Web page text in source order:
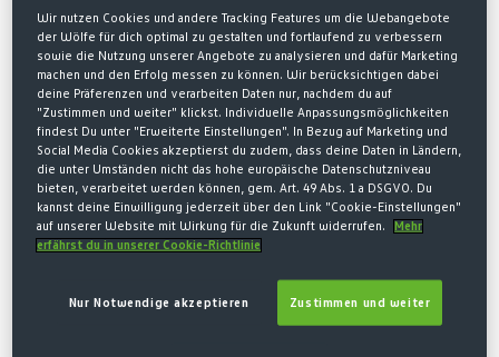
Dauerkartenpreise
Dauerkarten Männer
Dauerauswärtskarte
Stadionpläne
Wir nutzen Cookies und andere Tracking Features um die Webangebote
der Wölfe für dich optimal zu gestalten und fortlaufend zu verbessern
sowie die Nutzung unserer Angebote zu analysieren und dafür Marketing
machen und den Erfolg messen zu können. Wir berücksichtigen dabei
deine Präferenzen und verarbeiten Daten nur, nachdem du auf
"Zustimmen und weiter" klickst. Individuelle Anpassungsmöglichkeiten
findest Du unter "Erweiterte Einstellungen". In Bezug auf Marketing und
Social Media Cookies akzeptierst du zudem, dass deine Daten in Ländern,
die unter Umständen nicht das hohe europäische Datenschutzniveau
bieten, verarbeitet werden können, gem. Art. 49 Abs. 1 a DSGVO. Du
kannst deine Einwilligung jederzeit über den Link "Cookie-Einstellungen"
auf unserer Website mit Wirkung für die Zukunft widerrufen.
Mehr
erfährst du in unserer Cookie-Richtlinie
Nur Notwendige akzeptieren Zustimmen und weiter